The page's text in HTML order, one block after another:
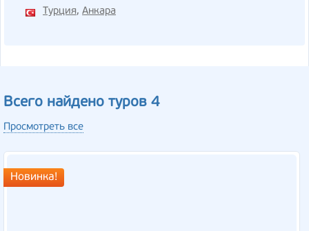
Турция, Анкара
Всего найдено туров 4
Просмотреть все
Новинка!